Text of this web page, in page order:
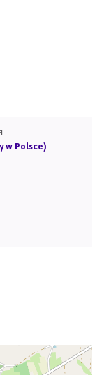
w Polsce)